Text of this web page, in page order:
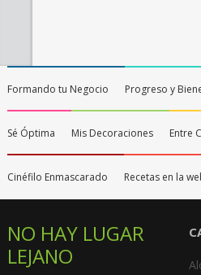
Formando tu Negocio Progreso y
Sé Óptima Mis Decoraciones Entre
Cinéfilo Enmascarado Recetas en la
NO HAY LUGAR
LEJANO